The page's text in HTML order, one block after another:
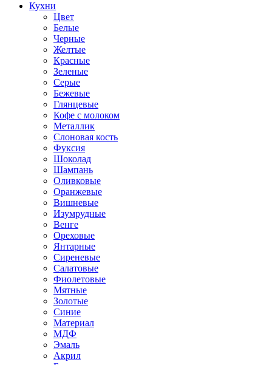
Кухни
Цвет
Белые
Черные
Желтые
Красные
Зеленые
Серые
Бежевые
Глянцевые
Кофе с молоком
Металлик
Слоновая кость
Фуксия
Шоколад
Шампань
Оливковые
Оранжевые
Вишневые
Изумрудные
Венге
Ореховые
Янтарные
Сиреневые
Салатовые
Фиолетовые
Мятные
Золотые
Синие
Материал
МДФ
Эмаль
Акрил